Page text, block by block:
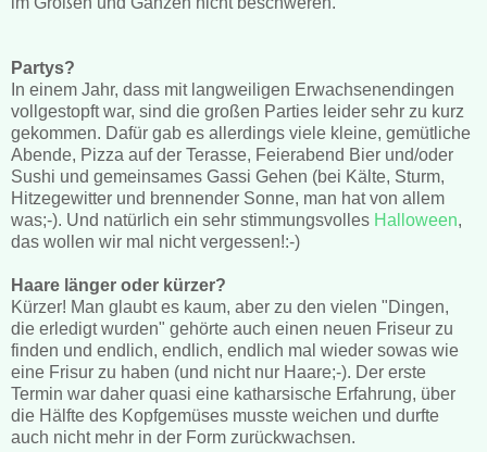
Partys?
In einem Jahr, dass mit langweiligen Erwachsenendingen
vollgestopft war, sind die großen Parties leider sehr zu kurz
gekommen. Dafür gab es allerdings viele kleine, gemütliche
Abende, Pizza auf der Terasse, Feierabend Bier und/oder
Sushi und gemeinsames Gassi Gehen (bei Kälte, Sturm,
Hitzegewitter und brennender Sonne, man hat von allem
was;-). Und natürlich ein sehr stimmungsvolles Halloween,
das wollen wir mal nicht vergessen!:-)
Haare länger oder kürzer?
Kürzer! Man glaubt es kaum, aber zu den vielen "Dingen,
die erledigt wurden" gehörte auch einen neuen Friseur zu
finden und endlich, endlich, endlich mal wieder sowas wie
eine Frisur zu haben (und nicht nur Haare;-). Der erste
Termin war daher quasi eine katharsische Erfahrung, über
die Hälfte des Kopfgemüses musste weichen und durfte
auch nicht mehr in der Form zurückwachsen.